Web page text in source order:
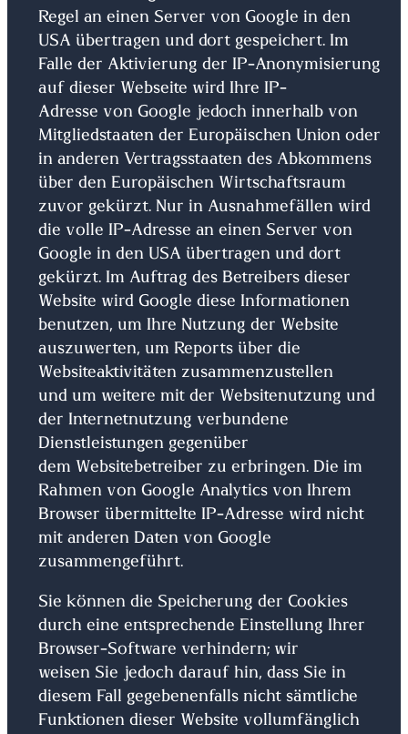
Regel an einen Server von Google in den
USA übertragen und dort gespeichert. Im
Falle der Aktivierung der IP-Anonymisierung
auf dieser Webseite wird Ihre IP-
Adresse von Google jedoch innerhalb von
Mitgliedstaaten der Europäischen Union oder
in anderen Vertragsstaaten des Abkommens
über den Europäischen Wirtschaftsraum
zuvor gekürzt. Nur in Ausnahmefällen wird
die volle IP-Adresse an einen Server von
Google in den USA übertragen und dort
gekürzt. Im Auftrag des Betreibers dieser
Website wird Google diese Informationen
benutzen, um Ihre Nutzung der Website
auszuwerten, um Reports über die
Websiteaktivitäten zusammenzustellen
und um weitere mit der Websitenutzung und
der Internetnutzung verbundene
Dienstleistungen gegenüber
dem Websitebetreiber zu erbringen. Die im
Rahmen von Google Analytics von Ihrem
Browser übermittelte IP-Adresse wird nicht
mit anderen Daten von Google
zusammengeführt.
Sie können die Speicherung der Cookies
durch eine entsprechende Einstellung Ihrer
Browser-Software verhindern; wir
weisen Sie jedoch darauf hin, dass Sie in
diesem Fall gegebenenfalls nicht sämtliche
Funktionen dieser Website vollumfänglich